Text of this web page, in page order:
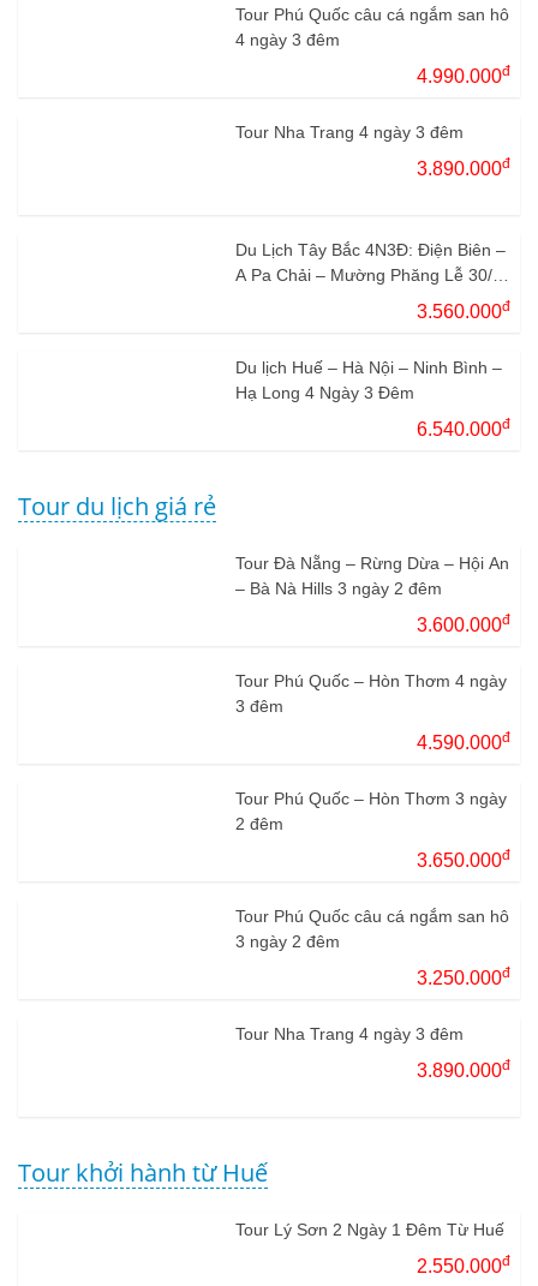
Tour Phú Quốc câu cá ngắm san hô
4 ngày 3 đêm
4.990.000đ
Tour Nha Trang 4 ngày 3 đêm
3.890.000đ
Du Lịch Tây Bắc 4N3Đ: Điện Biên –
A Pa Chải – Mường Phăng Lễ 30/4
3.560.000đ
Du lịch Huế – Hà Nội – Ninh Bình –
Hạ Long 4 Ngày 3 Đêm
6.540.000đ
Tour du lịch giá rẻ
Tour Đà Nẵng – Rừng Dừa – Hội An
– Bà Nà Hills 3 ngày 2 đêm
3.600.000đ
Tour Phú Quốc – Hòn Thơm 4 ngày
3 đêm
4.590.000đ
Tour Phú Quốc – Hòn Thơm 3 ngày
2 đêm
3.650.000đ
Tour Phú Quốc câu cá ngắm san hô
3 ngày 2 đêm
3.250.000đ
Tour Nha Trang 4 ngày 3 đêm
3.890.000đ
Tour khởi hành từ Huế
Tour Lý Sơn 2 Ngày 1 Đêm Từ Huế
2.550.000đ